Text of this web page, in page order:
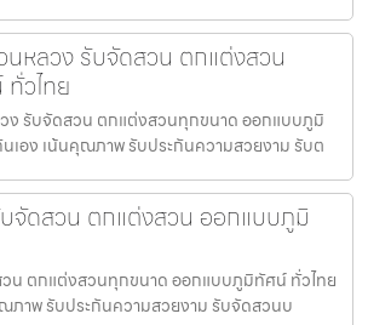
หลวง รับจัดสวน ตกแต่งสวน
วไทย
ง รับจัดสวน ตกแต่งสวนทุกขนาด ออกแบบภูมิ
เอง เน้นคุณภาพ รับประกันความสวยงาม รับต
จัดสวน ตกแต่งสวน ออกแบบภูมิ
น ตกแต่งสวนทุกขนาด ออกแบบภูมิทัศน์ ทั่วไทย
ภาพ รับประกันความสวยงาม รับจัดสวนบ